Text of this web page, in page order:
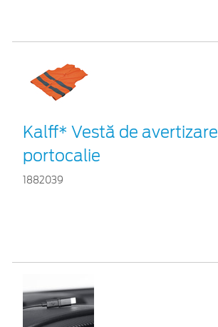
Kalff* Vestă de avertizare
portocalie
1882039